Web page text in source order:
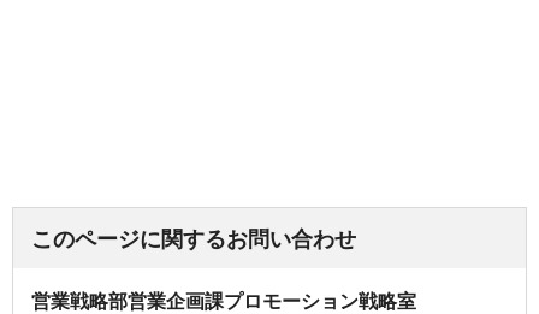
このページに関するお問い合わせ
営業戦略部営業企画課プロモーション戦略室